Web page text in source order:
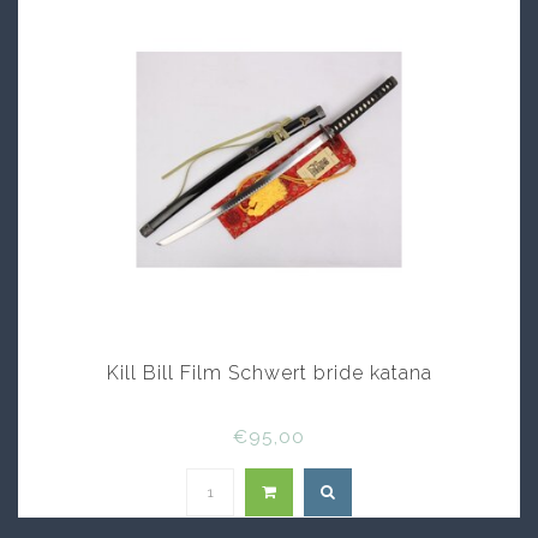
Achten Sie beim
Schwerter kaufen bitte
auf Folgendes
Beachten Sie beim Schwerter Kaufen in unserem
Beim Schwerter Kaufen ist die Balance
entscheidend – jedes Schwert in unserem
Gewichtsverteilung. Schwerter Kaufen bei uns
bedeutet nicht nur einen Kauf, sondern eine
Investition in ein Stück zeitloser Eleganz und
Kill Bill Film Schwert bride katana
€95,00